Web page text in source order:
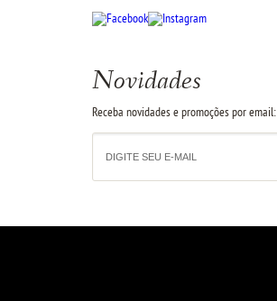
Novidades
Receba novidades e promoções por email: